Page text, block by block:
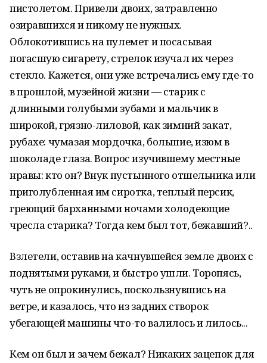
пистолетом. Привели двоих, затравленно
озиравшихся и никому не нужных.
Облокотившись на пулемет и посасывая
погасшую сигарету, стрелок изучал их через
стекло. Кажется, они уже встречались ему где-то
в прошлой, музейной жизни — старик с
длинными голубыми зубами и мальчик в
широкой, грязно-лиловой, как зимний закат,
рубахе: чумазая мордочка, большие, изюм в
шоколаде глаза. Вопрос изучившему местные
нравы: кто он? Внук пустынного отшельника или
приголубленная им сиротка, теплый персик,
греющий барханными ночами холодеющие
чресла старика? Тогда кем был тот, бежавший?..
Взлетели, оставив на качнувшейся земле двоих с
поднятыми руками, и быстро ушли. Торопясь,
чуть не опрокинулись, поскользнувшись на
ветре, и казалось, что из задних створок
убегающей машины что-то валилось и лилось...
Кем он был и зачем бежал? Никаких зацепок для